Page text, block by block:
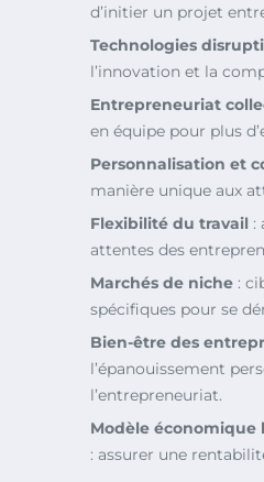
d’initier un projet
Technologies
l’innovation et la
Entrepreneuriat
en équipe pour plus
Personnalisation et
manière unique aux
Flexibilité du travail :
attentes des
Marchés de niche :
spécifiques pour se
Bien-être des
l’épanouissement
l’entrepreneuriat.
Modèle économique
: assurer une